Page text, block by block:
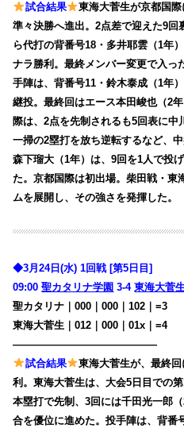
試合結果
東海大菅生が京都国際
準々決勝へ進出。2点差で迎えた9回
ら代打の背番号18・多井耶雲（1年
ナラ勝利。最終メンバー変更で入っ
手陣は、背番号11・鈴木泰成（1年
継投。最終回はエース本田峻也（2
際は、2点を先制されるも5回表に
一掃の2塁打を放ち逆転するなど、
森下瑠大（1年）は、9回を1人で投
た。京都国際は初出場。柴田戦・東
ムを展開し、その強さを発揮した。
◆3月24日(水) 1回戦 [第5日目]
09:00聖カタリナ学園 3-4東海大菅
聖カタリナ｜000｜000｜102｜=3
東海大菅生｜012｜000｜01x｜=4
——————————————
試合結果
東海大菅生が、最終
利。東海大菅生は、大会5日目での
本塁打で先制、3回には千田光一郎
合を優位に進めた。投手陣は、背番